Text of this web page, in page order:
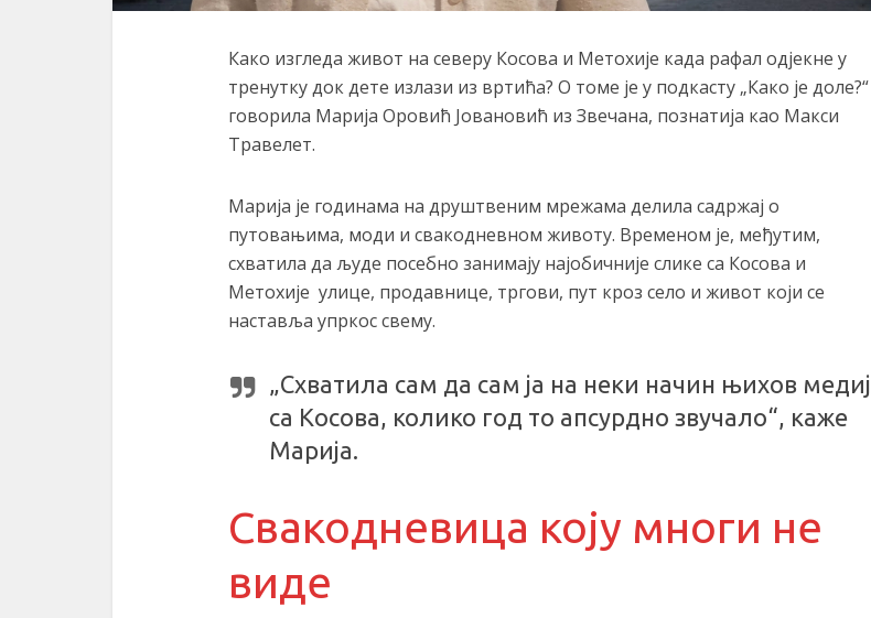
Како изгледа живот на северу Косова и Метохије када рафал одјекне у
тренутку док дете излази из вртића? О томе је у подкасту „Како је доле?“
говорила Марија Оровић Јовановић из Звечана, познатија као Макси
Травелет.
Марија је годинама на друштвеним мрежама делила садржај о
путовањима, моди и свакодневном животу. Временом је, међутим,
схватила да људе посебно занимају најобичније слике са Косова и
Метохије улице, продавнице, тргови, пут кроз село и живот који се
наставља упркос свему.
„Схватила сам да сам ја на неки начин њихов медиј
са Косова, колико год то апсурдно звучало“, каже
Марија.
Свакодневица коју многи не
виде